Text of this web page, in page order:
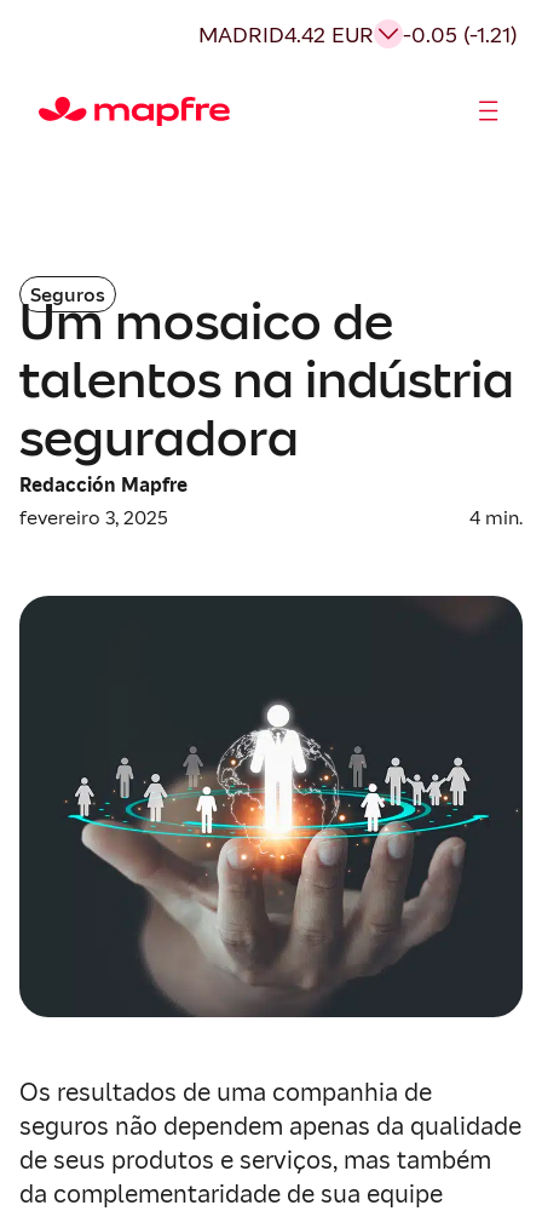
MADRID4.42 EUR -0.05 (-1.21)
Seguros
Um mosaico de
talentos na indústria
seguradora
Redacción Mapfre
fevereiro 3, 2025
4 min.
Os resultados de uma companhia de
seguros não dependem apenas da qualidade
de seus produtos e serviços, mas também
da complementaridade de sua equipe